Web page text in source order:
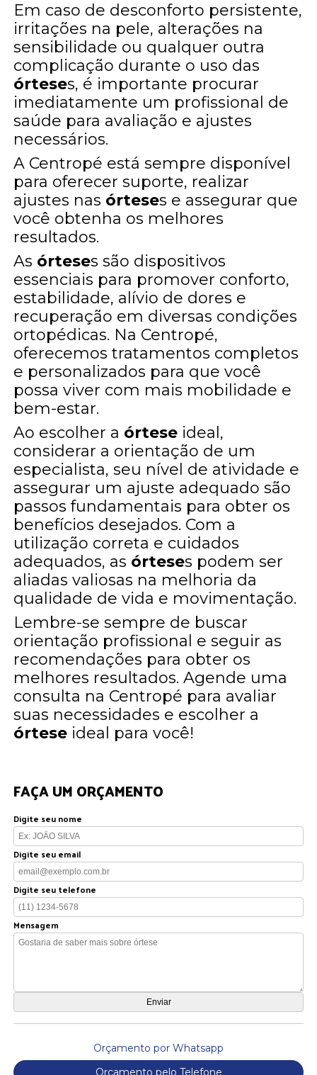
Em caso de desconforto persistente,
irritações na pele, alterações na
sensibilidade ou qualquer outra
complicação durante o uso das
órteses, é importante procurar
imediatamente um profissional de
saúde para avaliação e ajustes
necessários.
A Centropé está sempre disponível
para oferecer suporte, realizar
ajustes nas órteses e assegurar que
você obtenha os melhores
resultados.
As órteses são dispositivos
essenciais para promover conforto,
estabilidade, alívio de dores e
recuperação em diversas condições
ortopédicas. Na Centropé,
oferecemos tratamentos completos
e personalizados para que você
possa viver com mais mobilidade e
bem-estar.
Ao escolher a órtese ideal,
considerar a orientação de um
especialista, seu nível de atividade e
assegurar um ajuste adequado são
passos fundamentais para obter os
benefícios desejados. Com a
utilização correta e cuidados
adequados, as órteses podem ser
aliadas valiosas na melhoria da
qualidade de vida e movimentação.
Lembre-se sempre de buscar
orientação profissional e seguir as
recomendações para obter os
melhores resultados. Agende uma
consulta na Centropé para avaliar
suas necessidades e escolher a
órtese ideal para você!
FAÇA UM ORÇAMENTO
Digite seu nome
Digite seu email
Digite seu telefone
Mensagem
Orçamento por Whatsapp
Orçamento pelo Telefone